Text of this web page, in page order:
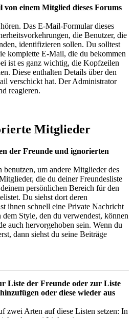
von einem Mitglied dieses Forums
Das E-Mail-Formular dieses
die Benutzer, die
identifizieren sollen. Du solltest
komplette E-Mail, die du bekommen
ist es ganz wichtig, die Kopfzeilen
Diese enthalten Details über den
verschickt hat. Der Administrator
reagieren.
Mitglieder
der Freunde und ignorierten
benutzen, um andere Mitglieder des
die du deiner Freundesliste
persönlichen Bereich für den
Du siehst dort deren
ihnen schnell eine Private Nachricht
Style, den du verwendest, können
auch hervorgehoben sein. Wenn du
dann siehst du seine Beiträge
Liste der Freunde oder zur Liste
oder diese wieder aus
zwei Arten auf diese Listen setzen: In